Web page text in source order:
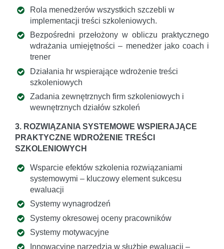
Rola menedżerów wszystkich szczebli w
implementacji treści szkoleniowych.
Bezpośredni przełożony w obliczu praktycznego
wdrażania umiejętności – menedżer jako coach i
trener
Działania hr wspierające wdrożenie treści
szkoleniowych
Zadania zewnętrznych firm szkoleniowych i
wewnętrznych działów szkoleń
3. ROZWIĄZANIA SYSTEMOWE WSPIERAJĄCE
PRAKTYCZNE WDROŻENIE TREŚCI
SZKOLENIOWYCH
Wsparcie efektów szkolenia rozwiązaniami
systemowymi – kluczowy element sukcesu
ewaluacji
Systemy wynagrodzeń
Systemy okresowej oceny pracowników
Systemy motywacyjne
Innowacyjne narzędzia w służbie ewaluacji –